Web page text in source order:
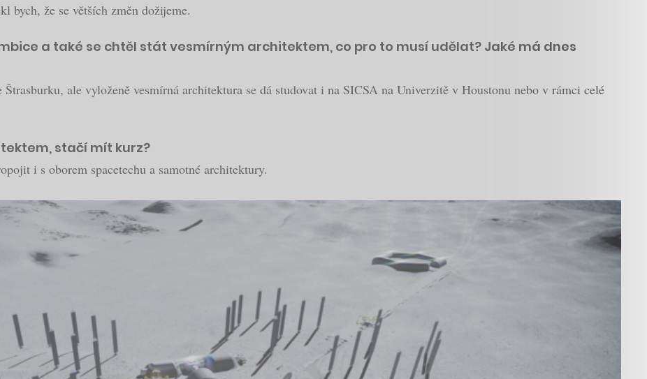
bych, že se větších změn dožijeme.
a také se chtěl stát vesmírným architektem, co pro to musí udělat? Jaké má dnes
ale vyloženě vesmírná architektura se dá studovat i na SICSA na Univerzitě v Houstonu nebo v rámci celé
stačí mít kurz?
i s oborem spacetechu a samotné architektury.